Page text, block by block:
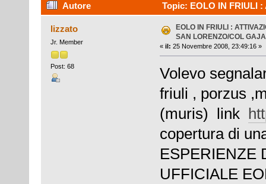
Autore
Topic: EOLO IN FRIULI :
GAJARDIN/**MURIS** (Letto 110088 volte)
lizzato
Jr. Member
Post: 68
EOLO IN FRIULI :
SAN LORENZO/COL
« il: 25 Novembre 2008, 23:49:16 »
Volevo
friuli , porzus
(muris) link
copertura di
ESPERIENZE
UFFICIALE